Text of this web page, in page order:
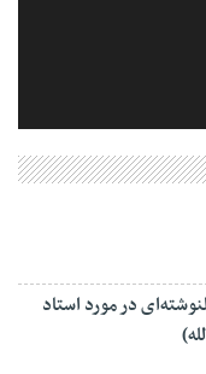
در مورد استاد